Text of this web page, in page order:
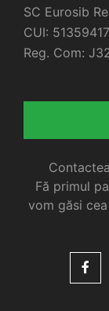
SC Eurosib
CUI: 51359417
Reg. Com:
Fă primul
vom găsi